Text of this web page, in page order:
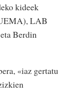
kideek
LAB
Berdin
«iaz gertatu